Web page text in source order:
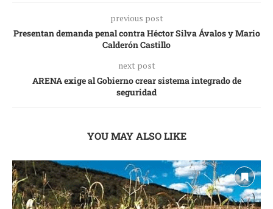
previous post
Presentan demanda penal contra Héctor Silva Ávalos y Mario
Calderón Castillo
next post
ARENA exige al Gobierno crear sistema integrado de
seguridad
YOU MAY ALSO LIKE